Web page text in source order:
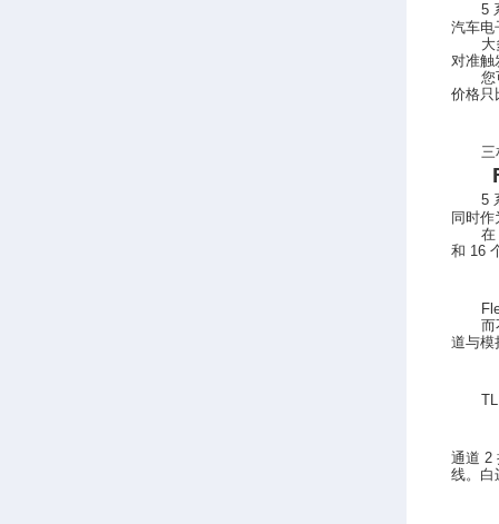
5
汽车电
对准触
您
价格只
三
5
同时
在
和 16
而
道与模
通道 2
线。白